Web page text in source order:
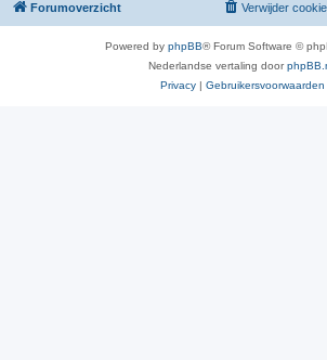
Forumoverzicht Verwijder
Powered by phpBB® Forum Software ©
Nederlandse vertaling door
Privacy | Gebruikersvoorwaarden